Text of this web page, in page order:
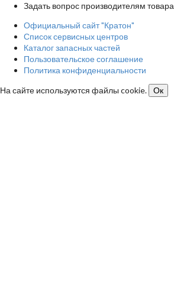
Задать вопрос производителям товара
Официальный сайт "Кратон"
Список сервисных центров
Каталог запасных частей
Пользовательское соглашение
Политика конфиденциальности
На сайте используются файлы cookie.
Ок